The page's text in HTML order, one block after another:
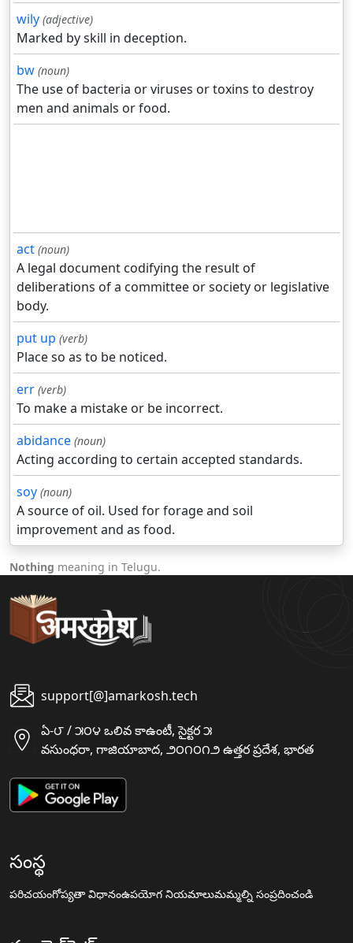
wily (adjective)
Marked by skill in deception.
bw (noun)
The use of bacteria or viruses or toxins to destroy
men and animals or food.
act (noun)
A legal document codifying the result of
deliberations of a committee or society or legislative
body.
put up (verb)
Place so as to be noticed.
err (verb)
To make a mistake or be incorrect.
abidance (noun)
Acting according to certain accepted standards.
soy (noun)
A source of oil. Used for forage and soil
improvement and as food.
Nothing meaning in Telugu.
support[@]amarkosh.tech
ఏ-౮ / ౫౦౪ ఒలివ కాఉంటీ, సైక్టర ౫
వసుంధరా, గాజియాబాద, ౨౦౧౦౧౨ ఉత్తర ప్రదేశ, భారత
సంస్థ
పరిచయంగోప్యతా విధానంఉపయోగ నియమాలుమమ్మల్ని సంప్రదించండి